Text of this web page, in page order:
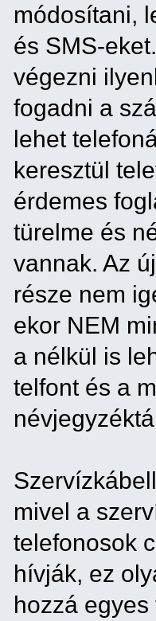
módosítani,
és SMS-
végezni
fogadni a
lehet
keresztül
érdemes
türelme és
vannak. Az
része nem
ekor NEM
a nélkül is
telfont és a
mivel a
telefonosok
hívják, ez
hozzá